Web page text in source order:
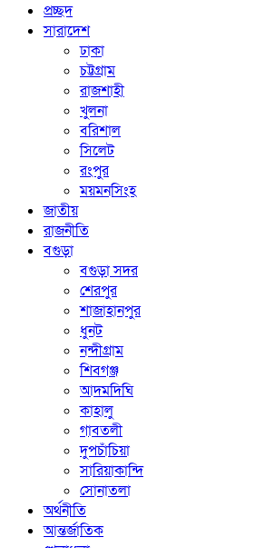
প্রচ্ছদ
সারাদেশ
ঢাকা
চট্টগ্রাম
রাজশাহী
খুলনা
বরিশাল
সিলেট
রংপুর
ময়মনসিংহ
জাতীয়
রাজনীতি
বগুড়া
বগুড়া সদর
শেরপুর
শাজাহানপুর
ধুনট
নন্দীগ্রাম
শিবগঞ্জ
আদমদিঘি
কাহালু
গাবতলী
দুপচাঁচিয়া
সারিয়াকান্দি
সোনাতলা
অর্থনীতি
আন্তর্জাতিক